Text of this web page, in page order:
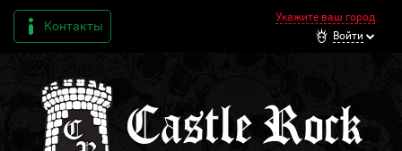
Контакты
Укажите ваш город
Войти